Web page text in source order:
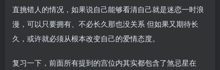
直挑错人的情况，如果说自己能够看清自己就是迷恋一时浪
漫，可以只要拥有、不必长久那也没关系 但如果又期待长
久，或许就必须从根本改变自己的爱情态度。
复习一下，前面所有提到的宫位内其实都包含了煞忌星在